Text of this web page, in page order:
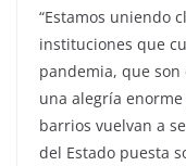
“Estamos uniendo
instituciones que
pandemia, que son
una alegría
barrios vuelvan a
del Estado puesta